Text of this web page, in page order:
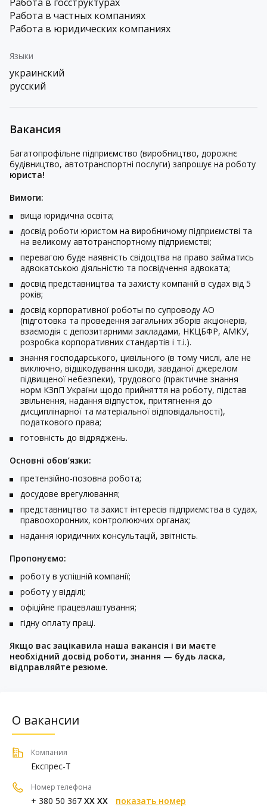
Работа в частных компаниях
Работа в юридических компаниях
Языки
украинский
русский
Вакансия
Багатопрофільне підприємство (виробництво, дорожнє
будівництво, автотранспортні послуги) запрошує на роботу
юриста!
Вимоги:
вища юридична освіта;
досвід роботи юристом на виробничому підприємстві та
на великому автотранспортному підприємстві;
перевагою буде наявність свідоцтва на право займатись
адвокатською діяльністю та посвідчення адвоката;
досвід представництва та захисту компаній в судах від 5
років;
досвід корпоративної роботы по супроводу АО
(підготовка та проведення загальних зборів акціонерів,
взаємодія с депозитарними закладами, НКЦБФР, АМКУ,
розробка корпоративних стандартів і т.і.).
знання господарського, цивільного (в тому числі, але не
виключно, відшкодування шкоди, завданої джерелом
підвищеної небезпеки), трудового (практичне знання
норм КЗпП України щодо прийняття на роботу, підстав
звільнення, надання відпусток, притягнення до
дисциплінарної та матеріальної відповідальності),
податкового права;
готовність до відряджень.
Основні обов’язки:
претензійно-позовна робота;
досудове врегулювання;
представництво та захист інтересів підприємства в судах,
правоохоронних, контролюючих органах;
надання юридичних консультацій, звітність.
Пропонуємо:
роботу в успішній компанії;
роботу у відділі;
офіційне працевлаштування;
гідну оплату праці.
Якщо вас зацікавила наша вакансія і ви маєте
необхідний досвід роботи, знання — будь ласка,
відправляйте резюме.
О вакансии
Компания
Експрес-Т
Номер телефона
+ 380 50 367 XX XX показать номер